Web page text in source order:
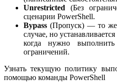
Unrestricted (Без
сценарии PowerShell.
Bypass (Пропуск) — то
случае, но
когда нужно
ограничений.
Узнать текущую политику
помощью команды PowerShell